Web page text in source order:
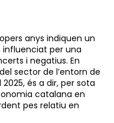
anys indiquen un
influenciat per una
i negatius. En
sector de l’entorn de
2025, és a dir, per sota
catalana en
pes relatiu en